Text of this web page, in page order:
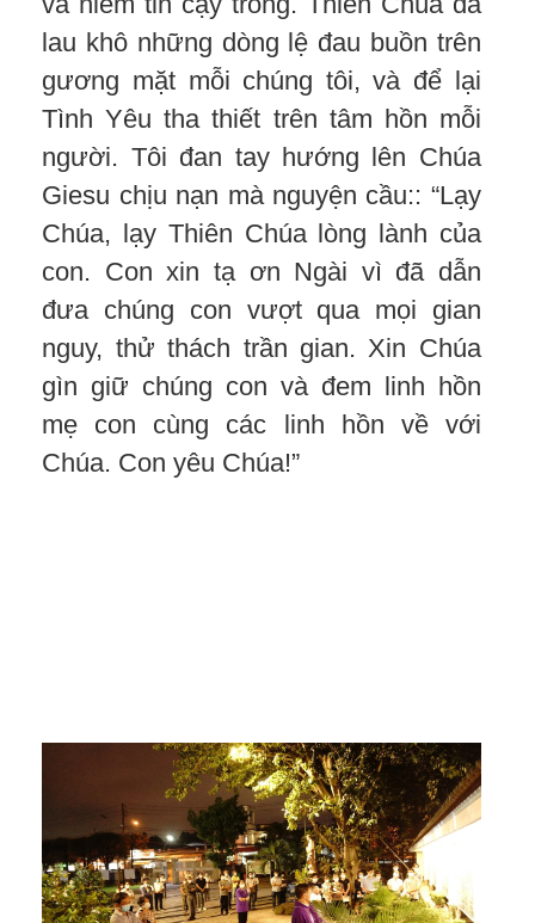
lau khô những dòng lệ đau buồn trên
gương mặt mỗi chúng tôi, và để lại
Tình Yêu tha thiết trên tâm hồn mỗi
người. Tôi đan tay hướng lên Chúa
Giesu chịu nạn mà nguyện cầu:: “Lạy
Chúa, lạy Thiên Chúa lòng lành của
con. Con xin tạ ơn Ngài vì đã dẫn
đưa chúng con vượt qua mọi gian
nguy, thử thách trần gian. Xin Chúa
gìn giữ chúng con và đem linh hồn
mẹ con cùng các linh hồn về với
Chúa. Con yêu Chúa!”